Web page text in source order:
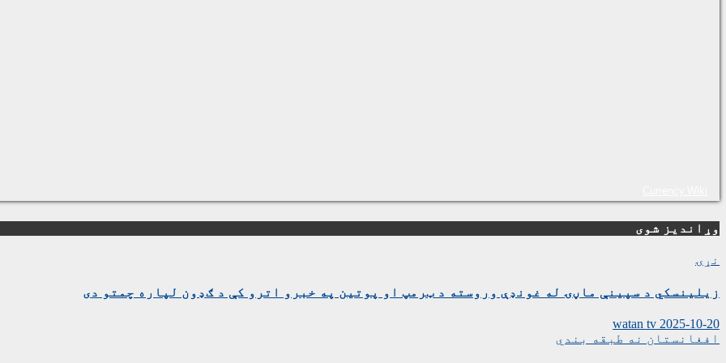
وړاندیز شوی
نړۍ
زیلینسکي د سپینې ماڼۍ له غونډې وروسته د ټرمپ او پوتین په خبرو اترو کې د ګډون لپاره چمتو دی
2025-10-20
watan tv
افغانستان نه طبقه بندي